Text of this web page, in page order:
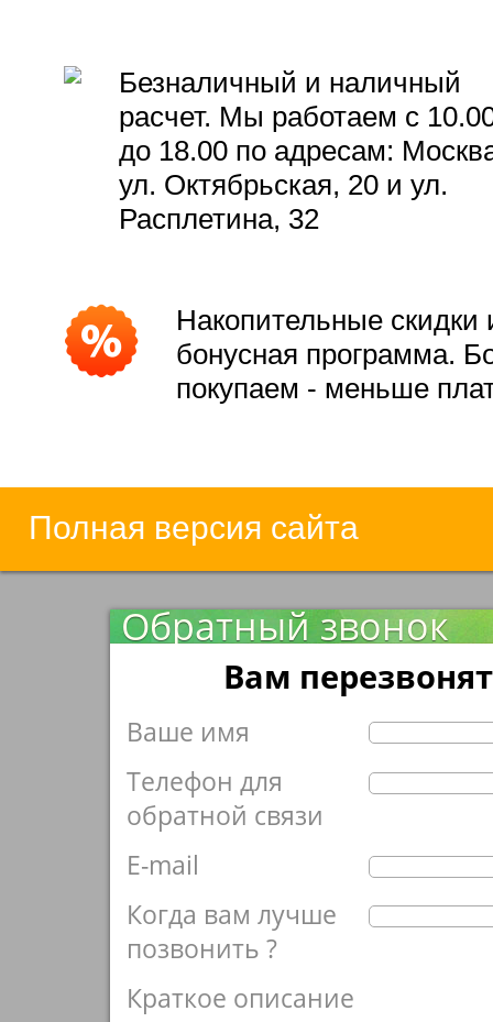
Безналичный и наличный
расчет. Мы работаем с
до 18.00 по адресам:
ул. Октябрьская, 20 и ул.
Расплетина, 32
Накопительные скидки
бонусная программа.
покупаем - меньше
Полная версия сайта
Обратный звонок
Вам перезвонят
Ваше имя
Телефон для
обратной связи
E-mail
Когда вам лучше
позвонить ?
Краткое описание